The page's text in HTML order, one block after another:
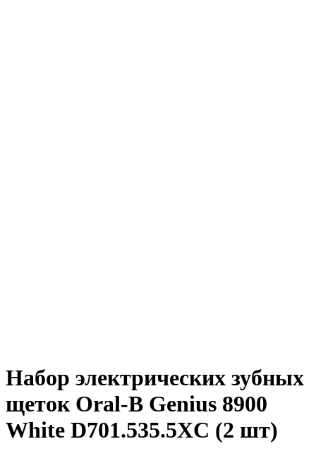
Набор электрических зубных
щеток Oral-B Genius 8900
White D701.535.5XC (2 шт)